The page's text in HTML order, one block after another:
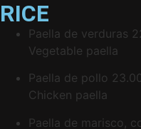
RICE
Paella de verduras
Vegetable paella
Paella de pollo
Chicken paella
Paella de marisco,